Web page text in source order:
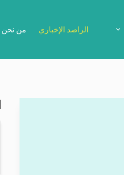
الراصد الإخباري من نحن